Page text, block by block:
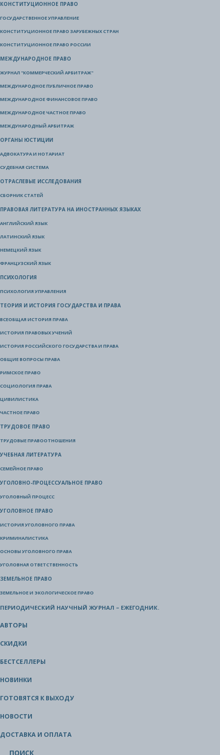
КОНСТИТУЦИОННОЕ ПРАВО
ГОСУДАРСТВЕННОЕ УПРАВЛЕНИЕ
КОНСТИТУЦИОННОЕ ПРАВО ЗАРУБЕЖНЫХ СТРАН
КОНСТИТУЦИОННОЕ ПРАВО РОССИИ
МЕЖДУНАРОДНОЕ ПРАВО
ЖУРНАЛ "КОММЕРЧЕСКИЙ АРБИТРАЖ"
МЕЖДУНАРОДНОЕ ПУБЛИЧНОЕ ПРАВО
МЕЖДУНАРОДНОЕ ФИНАНСОВОЕ ПРАВО
МЕЖДУНАРОДНОЕ ЧАСТНОЕ ПРАВО
МЕЖДУНАРОДНЫЙ АРБИТРАЖ
ОРГАНЫ ЮСТИЦИИ
АДВОКАТУРА И НОТАРИАТ
СУДЕБНАЯ СИСТЕМА
ОТРАСЛЕВЫЕ ИССЛЕДОВАНИЯ
СБОРНИК СТАТЕЙ
ПРАВОВАЯ ЛИТЕРАТУРА НА ИНОСТРАННЫХ ЯЗЫКАХ
АНГЛИЙСКИЙ ЯЗЫК
ЛАТИНСКИЙ ЯЗЫК
НЕМЕЦКИЙ ЯЗЫК
ФРАНЦУЗСКИЙ ЯЗЫК
ПСИХОЛОГИЯ
ПСИХОЛОГИЯ УПРАВЛЕНИЯ
ТЕОРИЯ И ИСТОРИЯ ГОСУДАРСТВА И ПРАВА
ВСЕОБЩАЯ ИСТОРИЯ ПРАВА
ИСТОРИЯ ПРАВОВЫХ УЧЕНИЙ
ИСТОРИЯ РОССИЙСКОГО ГОСУДАРСТВА И ПРАВА
ОБЩИЕ ВОПРОСЫ ПРАВА
РИМСКОЕ ПРАВО
СОЦИОЛОГИЯ ПРАВА
ЦИВИЛИСТИКА
ЧАСТНОЕ ПРАВО
ТРУДОВОЕ ПРАВО
ТРУДОВЫЕ ПРАВООТНОШЕНИЯ
УЧЕБНАЯ ЛИТЕРАТУРА
СЕМЕЙНОЕ ПРАВО
УГОЛОВНО-ПРОЦЕССУАЛЬНОЕ ПРАВО
УГОЛОВНЫЙ ПРОЦЕСС
УГОЛОВНОЕ ПРАВО
ИСТОРИЯ УГОЛОВНОГО ПРАВА
КРИМИНАЛИСТИКА
ОСНОВЫ УГОЛОВНОГО ПРАВА
УГОЛОВНАЯ ОТВЕТСТВЕННОСТЬ
ЗЕМЕЛЬНОЕ ПРАВО
ЗЕМЕЛЬНОЕ И ЭКОЛОГИЧЕСКОЕ ПРАВО
ПЕРИОДИЧЕСКИЙ НАУЧНЫЙ ЖУРНАЛ – ЕЖЕГОДНИК.
АВТОРЫ
СКИДКИ
БЕСТСЕЛЛЕРЫ
НОВИНКИ
ГОТОВЯТСЯ К ВЫХОДУ
НОВОСТИ
ДОСТАВКА И ОПЛАТА
ПОИСК